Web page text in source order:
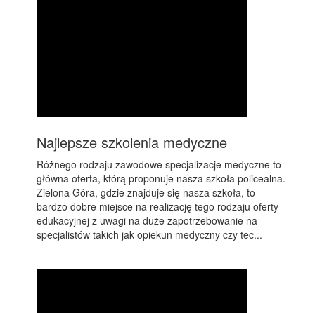
Najlepsze szkolenia medyczne
Różnego rodzaju zawodowe specjalizacje medyczne to
główna oferta, którą proponuje nasza szkoła policealna.
Zielona Góra, gdzie znajduje się nasza szkoła, to
bardzo dobre miejsce na realizację tego rodzaju oferty
edukacyjnej z uwagi na duże zapotrzebowanie na
specjalistów takich jak opiekun medyczny czy tec...